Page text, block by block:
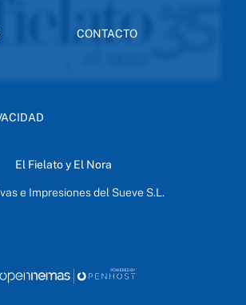
CONTACTO
El Fielato y El Nora
e Impresiones del Sueve S.L.